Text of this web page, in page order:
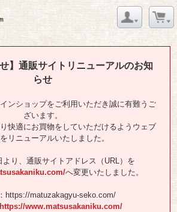
】通販サイトリニューアルのお知
らせ
ンショップをご利用いただき誠に有難うご
ざいます。
快適にお買物をしていただけるようウェブ
リニューアルいたしました。
より、通販サイトアドレス（URL）を
へ変更いたしました。
https://matuzakagyu-seko.com/
https://www.matsusakaniku.com/